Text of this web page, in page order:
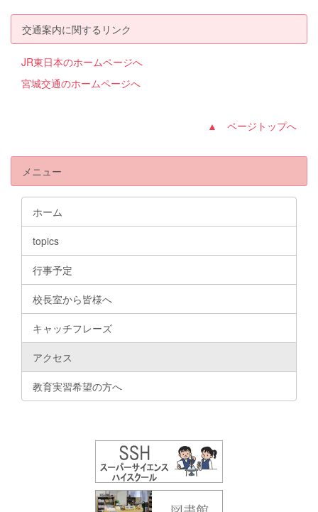
交通案内に関するリンク
JR東日本のホームページへ
宮城交通のホームページへ
▲ ページトップへ
メニュー
ホーム
topics
行事予定
校長室から皆様へ
キャッチフレーズ
アクセス
教育実習希望の方へ